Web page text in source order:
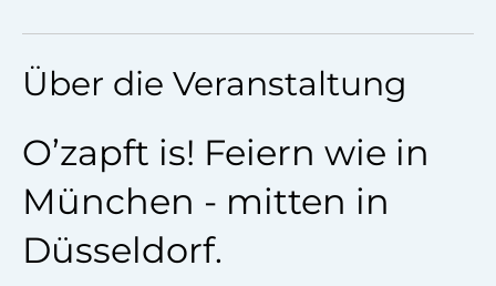
Über die Veranstaltung
O’zapft is! Feiern wie in
München - mitten in
Düsseldorf.